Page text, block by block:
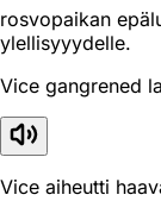
rosvopaikan
ylellisyyydelle.
Vice gangrened
Vice aiheutti